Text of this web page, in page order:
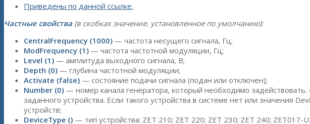
Приведены по данной ссылке.
Частные свойства (в скобках значение, установленное по умолчанию):
CentralFrequency (1000) — частота несущего сигнала, Гц;
ModFrequency (1) — частота частотной модуляции, Гц;
Level (1) — амплитуда выходного сигнала, В;
Depth (0) — глубина частотной модуляции;
Activate (false) — состояние подачи сигнала (подан или отключен);
Number (0) — номер канала генератора, который необходимо
заданного устройства. Если такого устройства в системе нет или значения
устройств;
DeviceType () — тип устройства: ZET 210; ZET 220; ZET 230; ZET 240;